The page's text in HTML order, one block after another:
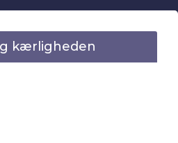
kærligheden